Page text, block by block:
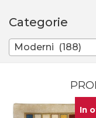
Categorie
Moderni (188)
In